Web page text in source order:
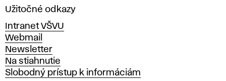
a
ý
t
v
a
r
Užitočné odkazy
Intranet VŠVU
Webmail
Newsletter
Na stiahnutie
Slobodný prístup k informáciám